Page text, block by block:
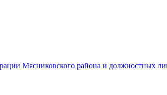
Мясниковского района и должностных